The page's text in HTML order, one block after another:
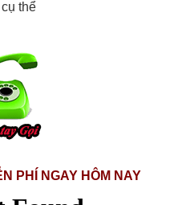
thể
PHÍ NGAY HÔM NAY